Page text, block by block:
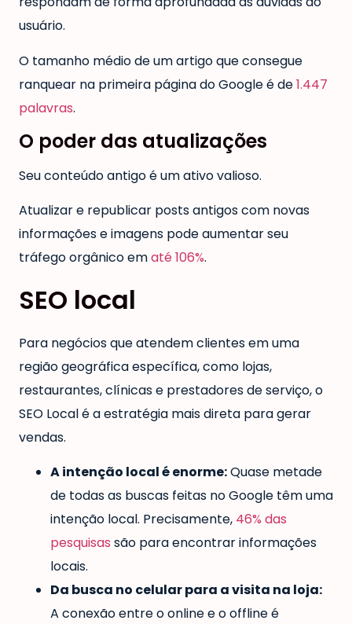
usuário.
O tamanho médio de um artigo que consegue
ranquear na primeira página do Google é de1.447
palavras.
O poder das atualizações
Seu conteúdo antigo é um ativo valioso.
Atualizar e republicar posts antigos com novas
informações e imagens pode aumentar seu
tráfego orgânico ematé 106%.
SEO local
Para negócios que atendem clientes em uma
região geográfica específica, como lojas,
restaurantes, clínicas e prestadores de serviço, o
SEO Local é a estratégia mais direta para gerar
vendas.
A intenção local é enorme:Quase metade
de todas as buscas feitas no Google têm uma
intenção local. Precisamente, 46% das
pesquisas são para encontrar informações
locais.
Da busca no celular para a visita na loja:
A conexão entre o online e o offline é